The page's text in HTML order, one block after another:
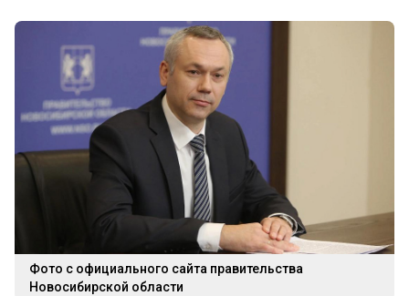
Фото с официального сайта правительства
Новосибирской области